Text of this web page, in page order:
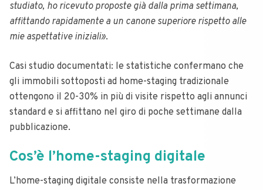
studiato, ho ricevuto proposte già dalla prima settimana,
affittando rapidamente a un canone superiore rispetto alle
mie aspettative iniziali».
Casi studio documentati: le statistiche confermano che
gli immobili sottoposti ad home-staging tradizionale
ottengono il 20-30% in più di visite rispetto agli annunci
standard e si affittano nel giro di poche settimane dalla
pubblicazione.
Cos’è l’home-staging digitale
L’home-staging digitale consiste nella trasformazione